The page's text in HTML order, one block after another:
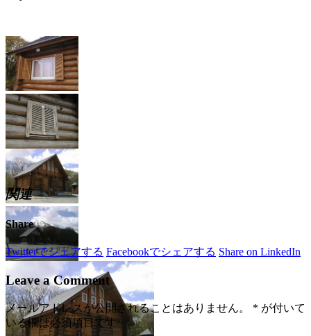
関連
Share
Twitterでシェアする Facebookでシェアする Share on LinkedIn
Leave a Comment
メールアドレスが公開されることはありません。 * が付いて
いる欄は必須項目です